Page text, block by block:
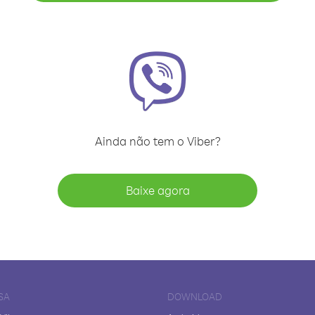
Ainda não tem o Viber?
Baixe agora
DOWNLOAD